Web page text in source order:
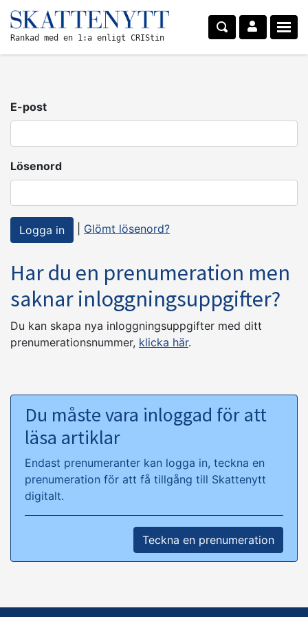
Rankad med en 1:a enligt CRIStin
E-post
Lösenord
Glömt lösenord?
Har du en prenumeration men
saknar inloggningsuppgifter?
Du kan skapa nya inloggningsuppgifter med ditt
prenumerationsnummer, klicka här.
Du måste vara inloggad för att
läsa artiklar
Endast prenumeranter kan logga in, teckna en
prenumeration för att få tillgång till Skattenytt
digitalt.
Teckna en prenumeration